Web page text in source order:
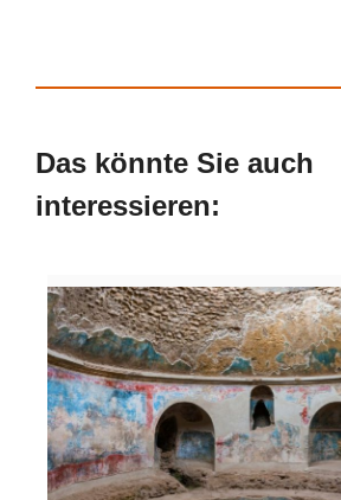
Das könnte Sie auch
interessieren: